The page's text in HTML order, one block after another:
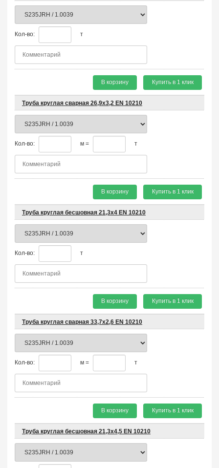
Кол-во: т
В корзину Купить в 1 клик
Труба круглая сварная 26,9х3,2 EN 10210
Кол-во: м = т
В корзину Купить в 1 клик
Труба круглая бесшовная 21,3х4 EN 10210
Кол-во: т
В корзину Купить в 1 клик
Труба круглая сварная 33,7х2,6 EN 10210
Кол-во: м = т
В корзину Купить в 1 клик
Труба круглая бесшовная 21,3х4,5 EN 10210